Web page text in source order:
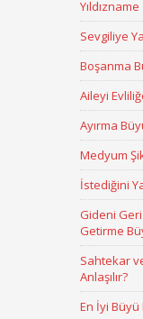
Yıldızname
Sevgiliye
Boşanma
Aileyi
Ayırma
Medyum
İstediğini
Gideni
Getirme
Sahtekar
Anlaşılır?
En İyi